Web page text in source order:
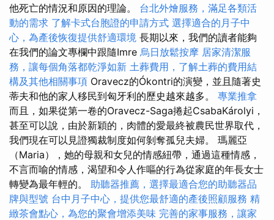
他死亡的情況和原因的理論。 台北外燴服務，滿足各類活
動的需求 了解卡式台胞證的申請方式 選擇適合的月子中
心，為產後恢復提供舒適環境 長期以來，我們的讀者能夠
在我們的論文專欄中跟隨Imre 烏日放鬆按摩 居家清潔服
務，讓每個角落都乾淨如新 土葬費用，了解土葬的費用結
構及其他相關事項 Oravecz的Ókontri的演變，並且隨著史
蒂夫和他的家人移民到匈牙利的歷史越來越多。 專業推拿
而且，如果從第一卷的Oravecz-Saga捲起CsabaKárolyi，
甚至可以說，由於新穎的，肉體的愛最終被農民世界取代，
我們現在可以見證獨裁制度如何剝奪孤兒夫婦。 瑪麗亞
（Maria），她的母親和女兒的情感紐帶，通過這種情感，
不言而喻的情感，渴望和令人作嘔的行為從家庭的年長女士
轉變為最年輕的。 助聽器推薦，選擇最適合您的助聽器品
牌與型號 台中月子中心，提供您最舒適的產後照顧服務 精
緻茶會點心，為您的聚會增添美味 完善的家事服務，讓家